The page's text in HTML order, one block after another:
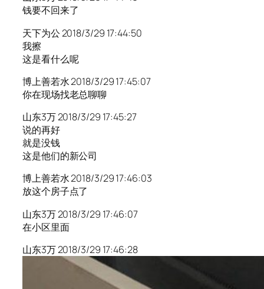
钱要不回来了
天下为公 2018/3/29 17:44:50
我擦
这是看什么呢
博上善若水 2018/3/29 17:45:07
你在现场找老总聊聊
山东3万 2018/3/29 17:45:27
说的再好
就是没钱
这是他们的新公司
博上善若水 2018/3/29 17:46:03
放这个房子点了
山东3万 2018/3/29 17:46:07
在小区里面
山东3万 2018/3/29 17:46:28